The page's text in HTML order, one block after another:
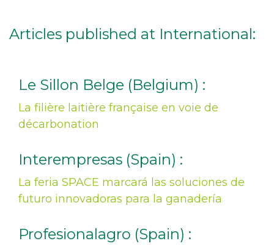
Articles published at International:
Le Sillon Belge (Belgium) :
La filière laitière française en voie de
décarbonation
Interempresas (Spain) :
La feria SPACE marcará las soluciones de
futuro innovadoras para la ganadería
Profesionalagro (Spain) :